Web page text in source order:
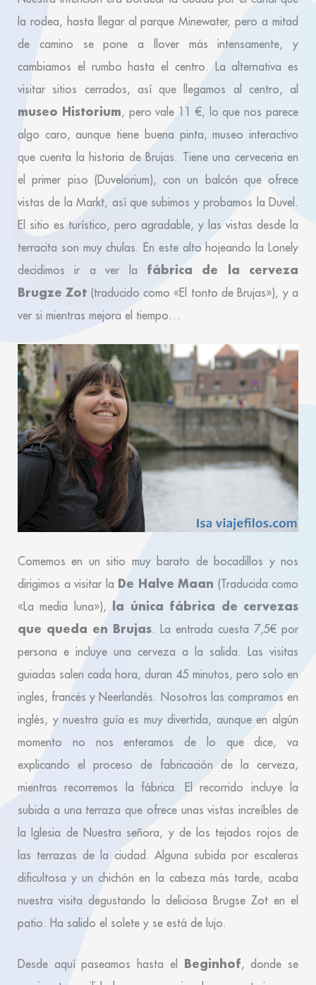
la rodea, hasta llegar al parque Minewater, pero a mitad
de camino se pone a llover más intensamente, y
cambiamos el rumbo hasta el centro. La alternativa es
visitar sitios cerrados, así que llegamos al centro, al
museo Historium, pero vale 11 €, lo que nos parece
algo caro, aunque tiene buena pinta, museo interactivo
que cuenta la historia de Brujas. Tiene una cerveceria en
el primer piso (Duvelorium), con un balcón que ofrece
vistas de la Markt, así que subimos y probamos la Duvel.
El sitio es turístico, pero agradable, y las vistas desde la
terracita son muy chulas. En este alto hojeando la Lonely
decidimos ir a ver la fábrica de la cerveza
Brugze Zot (traducido como «El tonto de Brujas»), y a
ver si mientras mejora el tiempo…
Comemos en un sitio muy barato de bocadillos y nos
dirigimos a visitar la De Halve Maan (Traducida como
«La media luna»),
la única fábrica de cervezas
que queda en Brujas. La entrada cuesta 7,5€ por
persona e incluye una cerveza a la salida. Las visitas
guiadas salen cada hora, duran 45 minutos, pero solo en
ingles, francés y Neerlandés. Nosotros las compramos en
inglés, y nuestra guía es muy divertida, aunque en algún
momento no nos enteramos de lo que dice, va
explicando el proceso de fabricación de la cerveza,
mientras recorremos la fábrica. El recorrido incluye la
subida a una terraza que ofrece unas vistas increíbles de
la Iglesia de Nuestra señora, y de los tejados rojos de
las terrazas de la ciudad. Alguna subida por escaleras
dificultosa y un chichón en la cabeza más tarde, acaba
nuestra visita degustando la deliciosa Brugse Zot en el
patio. Ha salido el solete y se está de lujo.
Desde aquí paseamos hasta el Beginhof, donde se